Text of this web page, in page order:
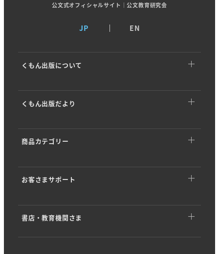
公文式オフィシャルサイト｜公文教育研究会
JP EN
くもん出版について
会社概要
KUMON PARK／KUMONすくえあ
SDGsへの取り組み
くもん出版だより
商品カテゴリー
お客さまサポート
書店・教育機関さま